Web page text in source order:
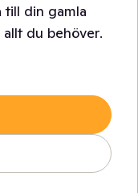
till din gamla
du behöver.